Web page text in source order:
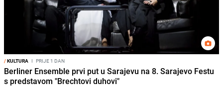
/KULTURA I PRIJE 1 DAN
Berliner Ensemble prvi put u Sarajevu na 8. Sarajevo Festu
s predstavom "Brechtovi duhovi"